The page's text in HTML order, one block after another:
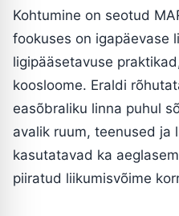
Kohtumine on seotud
fookuses on igapäevase
ligipääsetavuse
koosloome. Eraldi
easõbraliku linna puhul
avalik ruum, teenused ja
kasutatavad ka
piiratud liikumisvõime